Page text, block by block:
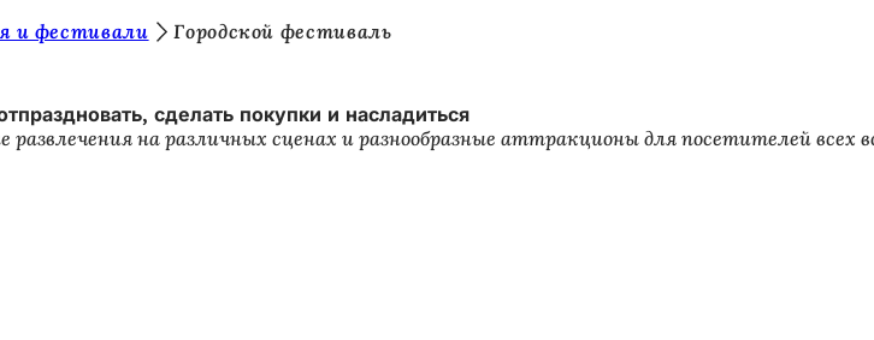
и фестивали
Городской фестиваль
сделать покупки и насладиться
на различных сценах и разнообразные аттракционы для посетителей всех